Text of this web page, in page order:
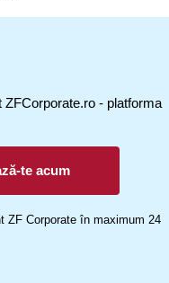
- platforma
te acum
ZF Corporate în maximum 24